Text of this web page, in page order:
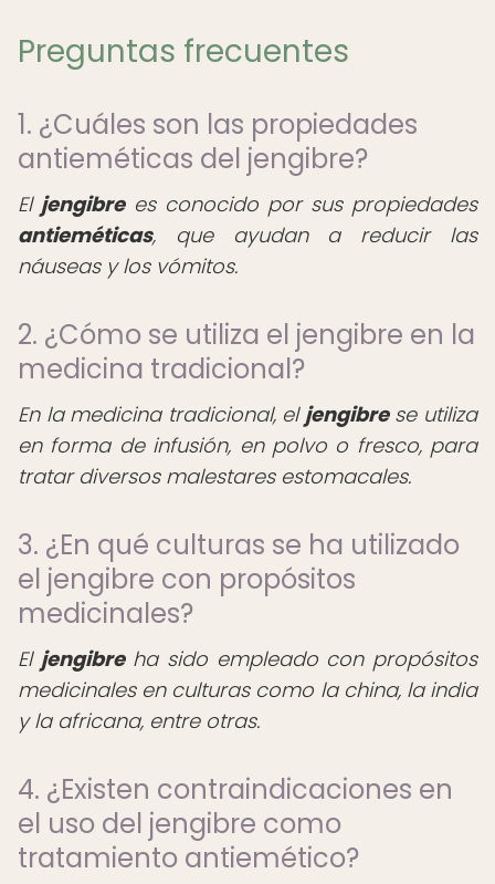
Preguntas frecuentes
1. ¿Cuáles son las propiedades
antieméticas del jengibre?
El jengibrees conocido por sus propiedades
antieméticas, que ayudan a reducir las
náuseas y los vómitos.
2. ¿Cómo se utiliza el jengibre en la
medicina tradicional?
En la medicina tradicional, el jengibrese utiliza
en forma de infusión, en polvo o fresco, para
tratar diversos malestares estomacales.
3. ¿En qué culturas se ha utilizado
el jengibre con propósitos
medicinales?
El jengibreha sido empleado con propósitos
medicinales en culturas como la china, la india
y la africana, entre otras.
4. ¿Existen contraindicaciones en
el uso del jengibre como
tratamiento antiemético?